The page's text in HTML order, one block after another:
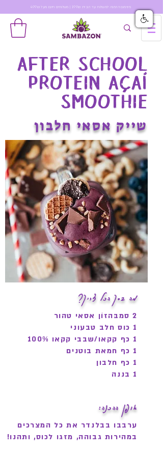
AFTER SCHOOL
PROTEINAÇAÍ
SMOOTHIE
שייק אסאי חלבון
מה בסך הכל צריך?
2 סמבּהזוֹן אסאי טהור
1 כוס חלב טבעוני
1 כף קקאו/שבבי קקאו 100%
1 כף חמאת בוטנים
1 כף חלבון
1 בננה
אופן ההכנה:
ערבבו בבלנדר את כל המצרכים
במהירות גבוהה, מזגו לכוס, ותהנו!